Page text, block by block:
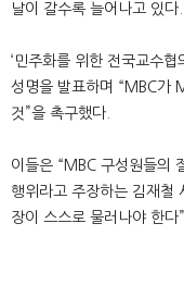
날이 갈수록 늘어나고 있다.
‘민주화를 위한 전국교수협
성명을 발표하며 “MBC가
것”을 촉구했다.
이들은 “MBC 구성원들의
행위라고 주장하는 김재철
장이 스스로 물러나야 한다